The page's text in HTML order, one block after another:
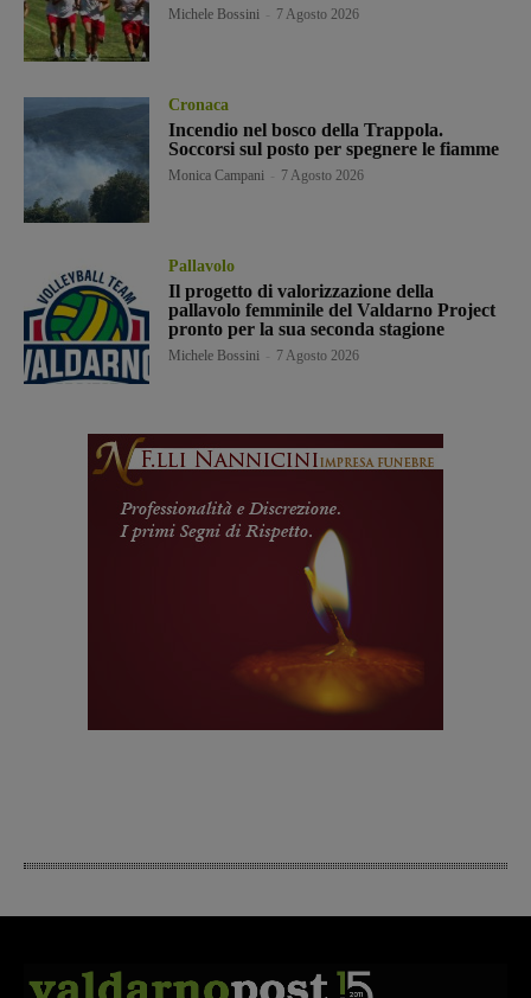
Michele Bossini 7 Agosto 2026
Cronaca
Incendio nel bosco della Trappola.
Soccorsi sul posto per spegnere le fiamme
Monica Campani 7 Agosto 2026
Pallavolo
Il progetto di valorizzazione della
pallavolo femminile del Valdarno Project
pronto per la sua seconda stagione
Michele Bossini 7 Agosto 2026